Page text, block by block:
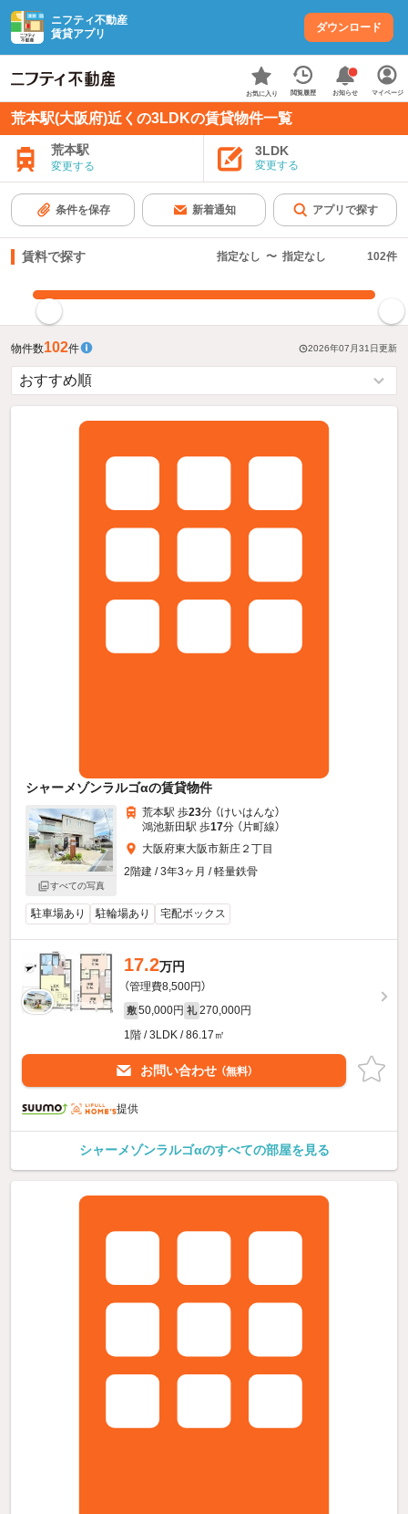
ニフティ不動産
賃貸アプリ
ダウンロード
お気に入り 閲覧履歴 お知らせ マイページ
荒本駅(大阪府)近くの3LDKの賃貸物件一覧
荒本駅
変更する
3LDK
変更する
条件を保存 新着通知 アプリで探す
賃料で探す 指定なし 〜 指定なし 102件
物件数102件 2026年07月31日更新
シャーメゾンラルゴαの賃貸物件
すべての写真
荒本駅 歩23分 （けいはんな）
鴻池新田駅 歩17分 （片町線）
大阪府東大阪市新庄２丁目
2階建 / 3年3ヶ月 / 軽量鉄骨
駐車場あり 駐輪場あり 宅配ボックス
17.2万円
（管理費8,500円）
敷 50,000円 礼 270,000円
1階 / 3LDK / 86.17㎡
お問い合わせ （無料）
提供
シャーメゾンラルゴαのすべての部屋を見る